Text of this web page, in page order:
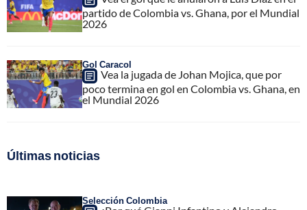
partido de Colombia vs. Ghana, por el Mundial
2026
Gol Caracol
Vea la jugada de Johan Mojica, que por
poco termina en gol en Colombia vs. Ghana, en
el Mundial 2026
Últimas noticias
Selección Colombia